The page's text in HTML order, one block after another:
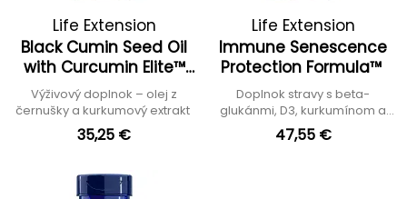
Life Extension
Black Cumin Seed Oil
with Curcumin Elite™
Turmeric Extract
Výživový doplnok – olej z
černušky a kurkumový extrakt
35,25 €
Life Extension
Immune Senescence
Protection Formula™
Doplnok stravy s beta-
glukánmi, D3, kurkumínom a
ďalšími zložkami
47,55 €